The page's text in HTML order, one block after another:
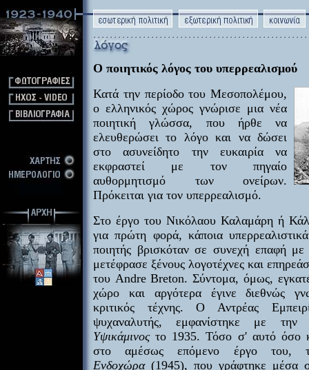
Ο ποιητικός λόγος του υπερρεαλισμού
Κατά την περίοδο του Μεσοπολέμου,
ο ελληνικός χώρος γνώρισε μια νέα
ποιητική γλώσσα, που ήρθε να
ελευθερώσει το λόγο και να δώσει
στο ασυνείδητο την ευκαιρία να
εκφραστεί με τον πηγαίο
αυθορμητισμό των ονείρων.
Πρόκειται για τον υπερρεαλισμό.
Στο έργο του Νικόλαου Καλαμάρη ή
για πρώτη φορά, κάποια
ποιητής βρισκόταν σε συνεχή επαφή με
μετέφρασε ξένους λογοτέχνες και
του Andre Breton. Σύντομα, όμως,
χώρο και αργότερα έγινε διεθνώς
κριτικός τέχνης. Ο Αντρέας
ψυχαναλυτής, εμφανίστηκε με την
Υψικάμινοςτο 1935. Τόσο σ' αυτό όσο
στο αμέσως επόμενο έργο του,
Ενδοχώρα(1945), που γράφτηκε μέσα